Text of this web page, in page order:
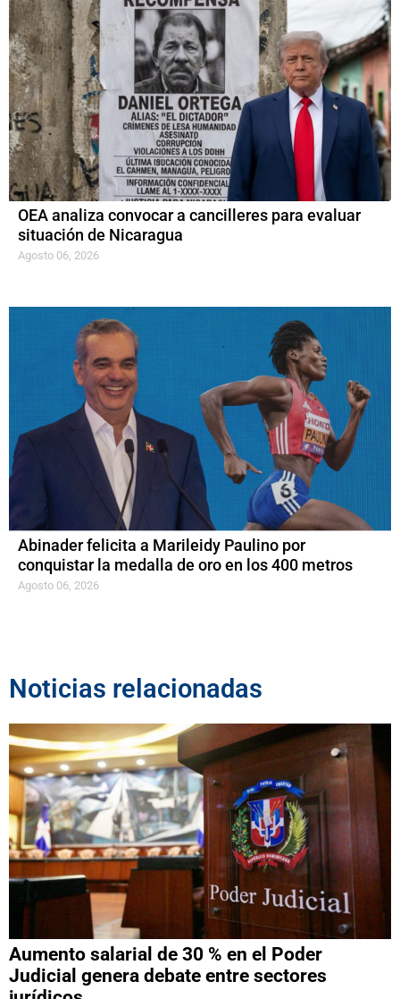
OEA analiza convocar a cancilleres para evaluar
situación de Nicaragua
Agosto 06, 2026
Abinader felicita a Marileidy Paulino por
conquistar la medalla de oro en los 400 metros
Agosto 06, 2026
Noticias relacionadas
Aumento salarial de 30 % en el Poder
Judicial genera debate entre sectores